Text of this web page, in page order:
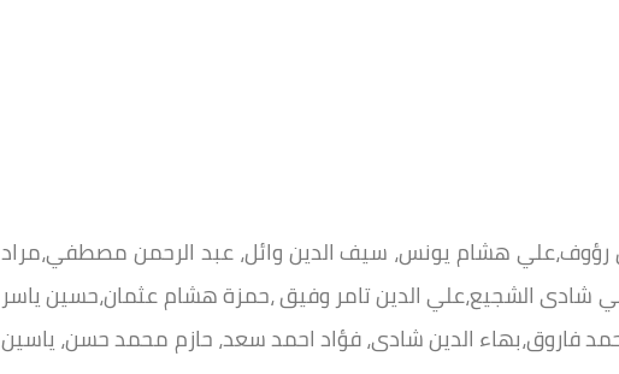
رؤوف،علي هشام يونس، سيف الدين وائل، عبد الرحمن مصطفي،مراد
الشجيع،علي الدين تامر وفيق ،حمزة هشام عثمان،حسين ياسر
فاروق،بهاء الدين شادى، فؤاد احمد سعد، حازم محمد حسن، ياسين